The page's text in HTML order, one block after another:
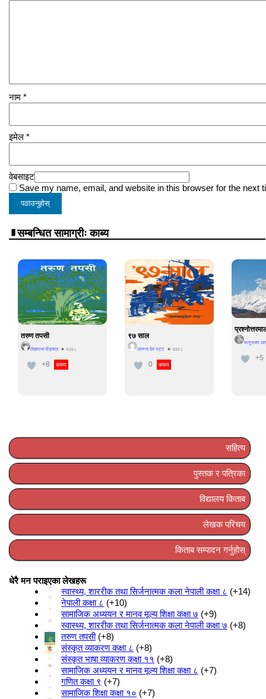
नाम *
इमेल *
वेबसाइट
Save my name, email, and website in this browser for the next
सम्बन्धित सामाग्रीः काब्य
तरुण तपसी
लेखनाथ पौड्याल 615|
+8 काब्य
९७ साल
आनन्द देव भट्ट 615|
0 काब्य
भानुभक्त
+5
सहित्य
पुस्तक र पत्रिका
विद्यालय किताब
लेखक परिचय
किताब सम्पादन गर्नुहोस्
धेरै मन पराइएका लेखहरू
स्वास्थ्य, शाररीक तथा सिर्जनात्मक कला नेपाली कक्षा ८
+14
नेपाली कक्षा ८
+10
सामाजिक अध्ययन र मानव मूल्य शिक्षा कक्षा ७ +9
स्वास्थ्य, शाररीक तथा सिर्जनात्मक कला नेपाली कक्षा ७ +8
तरुण तपसी +8
संस्कृत व्याकरण कक्षा ८
+8
संस्कृत भाषा व्याकरण कक्षा ११
+8
सामाजिक अध्ययन र मानव मूल्य शिक्षा कक्षा ८
+7
गणित कक्षा ९
+7
सामाजिक शिक्षा कक्षा १० +7